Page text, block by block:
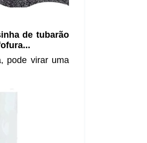
de tubarão
pode virar uma